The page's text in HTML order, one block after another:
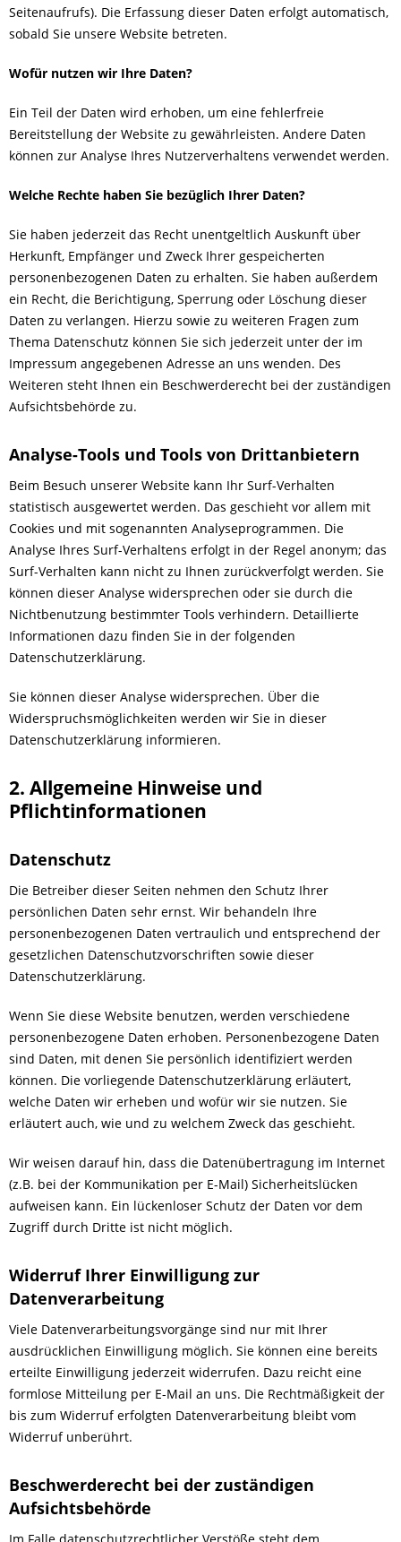
Seitenaufrufs). Die Erfassung dieser Daten erfolgt automatisch,
sobald Sie unsere Website betreten.
Wofür nutzen wir Ihre Daten?
Ein Teil der Daten wird erhoben, um eine fehlerfreie
Bereitstellung der Website zu gewährleisten. Andere Daten
können zur Analyse Ihres Nutzerverhaltens verwendet werden.
Welche Rechte haben Sie bezüglich Ihrer Daten?
Sie haben jederzeit das Recht unentgeltlich Auskunft über
Herkunft, Empfänger und Zweck Ihrer gespeicherten
personenbezogenen Daten zu erhalten. Sie haben außerdem
ein Recht, die Berichtigung, Sperrung oder Löschung dieser
Daten zu verlangen. Hierzu sowie zu weiteren Fragen zum
Thema Datenschutz können Sie sich jederzeit unter der im
Impressum angegebenen Adresse an uns wenden. Des
Weiteren steht Ihnen ein Beschwerderecht bei der zuständigen
Aufsichtsbehörde zu.
Analyse-Tools und Tools von Drittanbietern
Beim Besuch unserer Website kann Ihr Surf-Verhalten
statistisch ausgewertet werden. Das geschieht vor allem mit
Cookies und mit sogenannten Analyseprogrammen. Die
Analyse Ihres Surf-Verhaltens erfolgt in der Regel anonym; das
Surf-Verhalten kann nicht zu Ihnen zurückverfolgt werden. Sie
können dieser Analyse widersprechen oder sie durch die
Nichtbenutzung bestimmter Tools verhindern. Detaillierte
Informationen dazu finden Sie in der folgenden
Datenschutzerklärung.
Sie können dieser Analyse widersprechen. Über die
Widerspruchsmöglichkeiten werden wir Sie in dieser
Datenschutzerklärung informieren.
2. Allgemeine Hinweise und
Pflichtinformationen
Datenschutz
Die Betreiber dieser Seiten nehmen den Schutz Ihrer
persönlichen Daten sehr ernst. Wir behandeln Ihre
personenbezogenen Daten vertraulich und entsprechend der
gesetzlichen Datenschutzvorschriften sowie dieser
Datenschutzerklärung.
Wenn Sie diese Website benutzen, werden verschiedene
personenbezogene Daten erhoben. Personenbezogene Daten
sind Daten, mit denen Sie persönlich identifiziert werden
können. Die vorliegende Datenschutzerklärung erläutert,
welche Daten wir erheben und wofür wir sie nutzen. Sie
erläutert auch, wie und zu welchem Zweck das geschieht.
Wir weisen darauf hin, dass die Datenübertragung im Internet
(z.B. bei der Kommunikation per E-Mail) Sicherheitslücken
aufweisen kann. Ein lückenloser Schutz der Daten vor dem
Zugriff durch Dritte ist nicht möglich.
Widerruf Ihrer Einwilligung zur
Datenverarbeitung
Viele Datenverarbeitungsvorgänge sind nur mit Ihrer
ausdrücklichen Einwilligung möglich. Sie können eine bereits
erteilte Einwilligung jederzeit widerrufen. Dazu reicht eine
formlose Mitteilung per E-Mail an uns. Die Rechtmäßigkeit der
bis zum Widerruf erfolgten Datenverarbeitung bleibt vom
Widerruf unberührt.
Beschwerderecht bei der zuständigen
Aufsichtsbehörde